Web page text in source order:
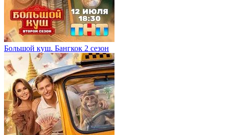
Большой куш. Бангкок 2 сезон